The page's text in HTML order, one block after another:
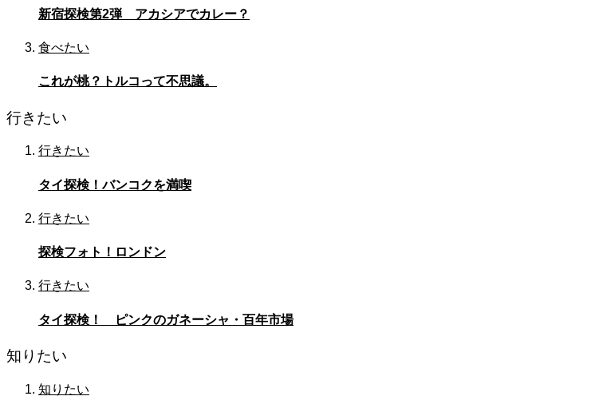
新宿探検第2弾 アカシアでカレー？
食べたい
これが桃？トルコって不思議。
行きたい
行きたい
タイ探検！バンコクを満喫
行きたい
探検フォト！ロンドン
行きたい
タイ探検！ ピンクのガネーシャ・百年市場
知りたい
知りたい